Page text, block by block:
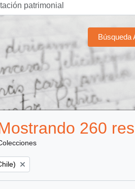
Búsqueda
260
filter: